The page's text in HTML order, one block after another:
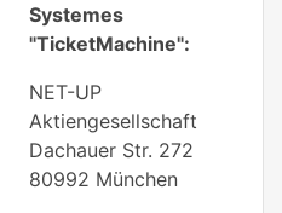
Systemes
"TicketMachine":
NET-UP
Aktiengesellschaft
Dachauer Str. 272
80992 München